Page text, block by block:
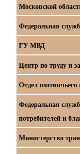
Московской
Федеральная
ГУ МВД
Центр по труду и
Отдел охотничьего
Федеральная
потребителей и
Министерство